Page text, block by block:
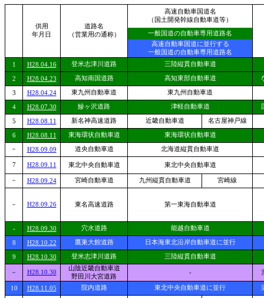
供用
年月日
道路名
（営業用の通称）
高速自動車国道名
（国土開発幹線自動車道等）
一般国道の自動車専用道路名
高速自動車国道に並行する
一般国道の自動車専用道路名
1
H28.04.16 登米志津川道路 三陸縦貫自動車道
2 H28.04.23 高知南国道路 高知東部自動車道
3 H28.04.24 東九州自動車道 東九州自動車道
4 H28.07.30 鰺ヶ沢道路 津軽自動車道
5 H28.08.11 新名神高速道路 近畿自動車道 名古屋神戸線
6 H28.08.11 東海環状自動車道 東海環状自動車道
－ H28.09.09 道央自動車道 北海道縦貫自動車道
7 H28.09.11 東北中央自動車道 東北中央自動車道
－ H28.09.24 宮崎自動車道 九州縦貫自動車道 宮崎線
－ H28.09.26 東名高速道路 第一東海自動車道
- H28.09.30 穴水道路 能越自動車道
8 H28.10.22 鷹巣大館道路 日本海東北沿岸自動車道に並行
9 H28.10.30 登米志津川道路 三陸縦貫自動車道
－ H28.10.30
山陰近畿自動車道
野田川大宮道路
-
10 H28.11.05 院内道路 東北中央自動車道に並行